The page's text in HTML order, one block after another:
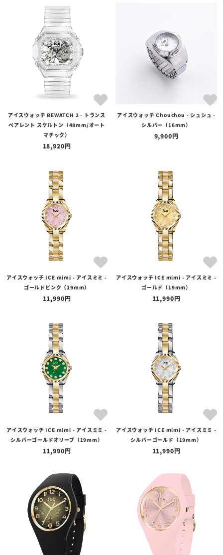
在庫あり
アイスウォッチ BEWATCH 2 - トランス
ペアレント スケルトン（48mm/オート
マチック）
18,920
アイスウォッチ Chouchou - シュシュ -
シルバー（16mm）
9,900
アイスウォッチ ICE mimi - アイスミミ -
ゴールドピンク（19mm）
11,990
アイスウォッチ ICE mimi - アイスミミ -
ゴールド（19mm）
11,990
アイスウォッチ ICE mimi - アイスミミ -
シルバーゴールドオリーブ（19mm）
11,990
アイスウォッチ ICE mimi - アイスミミ -
シルバーゴールド（19mm）
11,990